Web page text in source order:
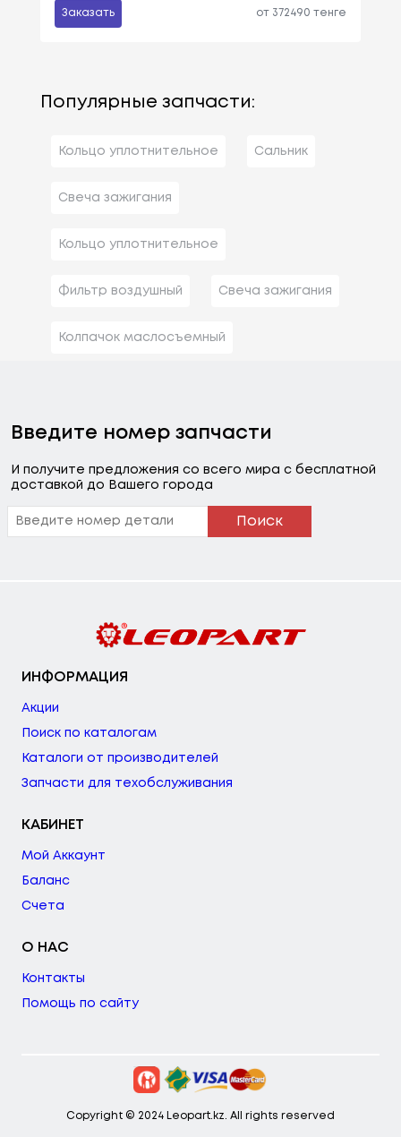
Заказать от 372490 тенге
Популярные запчасти:
Кольцо уплотнительное Сальник
Свеча зажигания
Кольцо уплотнительное
Фильтр воздушный Свеча зажигания
Колпачок маслосъемный
Введите номер запчасти
И получите предложения со всего мира с бесплатной
доставкой до Вашего города
Поиск
ИНФОРМАЦИЯ
Акции
Поиск по каталогам
Каталоги от производителей
Запчасти для техобслуживания
КАБИНЕТ
Мой Аккаунт
Баланс
Счета
О НАС
Контакты
Помощь по сайту
Copyright © 2024 Leopart.kz. All rights reserved